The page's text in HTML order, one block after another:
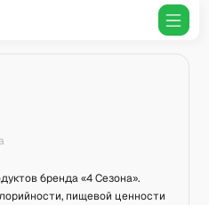
бренда «4 Сезона».
пищевой ценности